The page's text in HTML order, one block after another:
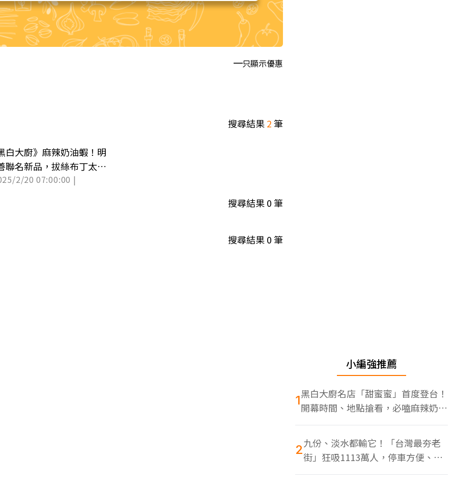
只顯示優惠
搜尋結果2筆
白大廚》麻辣奶油蝦！明
聯名新品，拔絲布丁太欠
2/20 07:00:00 |
搜尋結果0筆
搜尋結果0筆
小編強推薦
1黑白大廚名店「甜蜜蜜」首度登台！
開幕時間、地點搶看，必嗑麻辣奶油
蝦
2九份、淡水都輸它！「台灣最夯老
街」狂吸1113萬人，停車方便、特
色美食多